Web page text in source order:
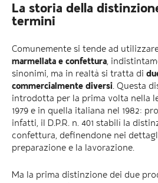
La storia della
termini
Comunemente si tende ad
marmellata e confettura,
sinonimi, ma in realtà si tratta di
commercialmente diversi. Questa
introdotta per la prima volta nella
1979 e in quella italiana nel 1982:
infatti, il D.P.R. n. 401 stabilì la
confettura, definendone nei
preparazione e la lavorazione.
Ma la prima distinzione dei due